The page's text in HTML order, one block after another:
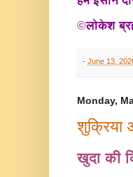
©लोकेश
- June 13,
Monday,
शुक्रिया
खुदा की